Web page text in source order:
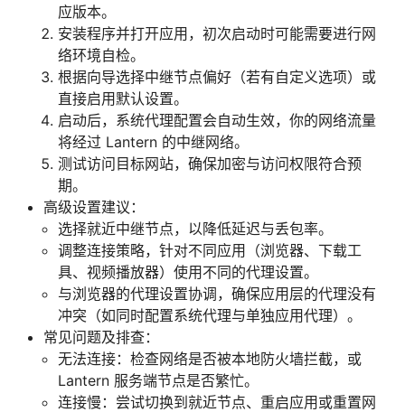
应版本。
安装程序并打开应用，初次启动时可能需要进行网
络环境自检。
根据向导选择中继节点偏好（若有自定义选项）或
直接启用默认设置。
启动后，系统代理配置会自动生效，你的网络流量
将经过 Lantern 的中继网络。
测试访问目标网站，确保加密与访问权限符合预
期。
高级设置建议：
选择就近中继节点，以降低延迟与丢包率。
调整连接策略，针对不同应用（浏览器、下载工
具、视频播放器）使用不同的代理设置。
与浏览器的代理设置协调，确保应用层的代理没有
冲突（如同时配置系统代理与单独应用代理）。
常见问题及排查：
无法连接：检查网络是否被本地防火墙拦截，或
Lantern 服务端节点是否繁忙。
连接慢：尝试切换到就近节点、重启应用或重置网